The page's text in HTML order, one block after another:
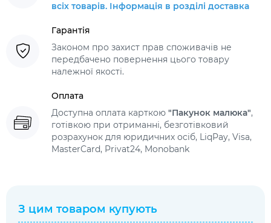
всіх товарів. Інформація в розділі доставка
Гарантія
Законом про захист прав споживачів не
передбачено повернення цього товару
належної якості.
Оплата
Доступна оплата карткою "Пакунок малюка",
готівкою при отриманні, безготівковий
розрахунок для юридичних осіб, LiqPay, Visa,
MasterCard, Privat24, Monobank
З цим товаром купують